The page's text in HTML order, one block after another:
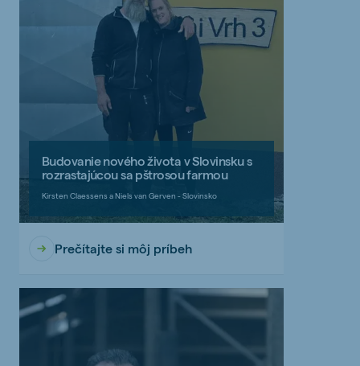
Budovanie nového života v Slovinsku s
rozrastajúcou sa pštrosou farmou
Kirsten Claessens a Niels van Gerven - Slovinsko
Prečítajte si môj príbeh